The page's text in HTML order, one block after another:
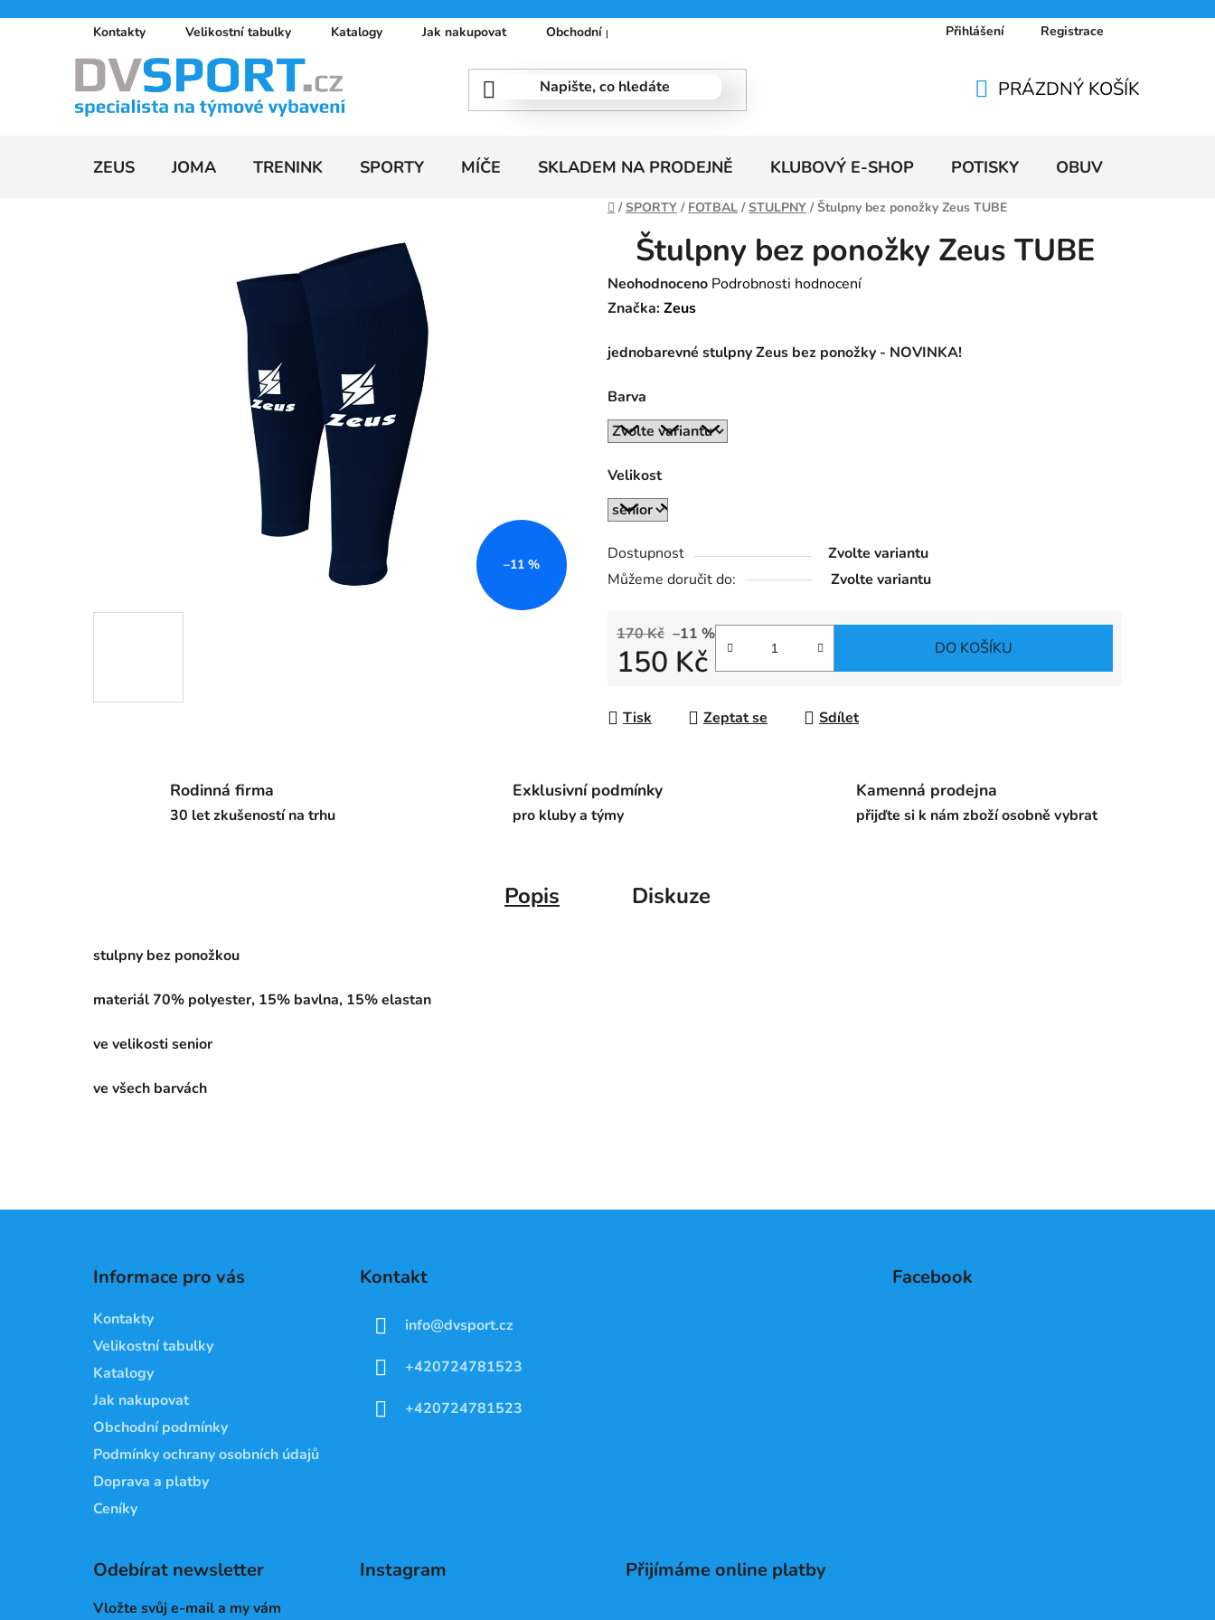
Kontakty Velikostní tabulky Katalogy Jak nakupovat Obchodní podmínky Doprava a platby Ceníky
Přihlášení Registrace
KOŠÍK
PRÁZDNÝ KOŠÍK
ZEUS JOMA TRENINK SPORTY MÍČE SKLADEM NA PRODEJNĚ KLUBOVÝ E-SHOP POTISKY OBUV
Domů
/ SPORTY / FOTBAL / STULPNY / Štulpny bez ponožky Zeus TUBE
Štulpny bez ponožky Zeus TUBE
Průměrné
hodnocení
je
z
5
Neohodnoceno Podrobnosti hodnocení
Značka:Zeus
jednobarevné stulpny Zeus bez ponožky - NOVINKA!
Barva
Velikost
Dostupnost
Zvolte variantu
Můžeme doručit do:
Zvolte variantu
170 Kč –11 %
150 Kč DO KOŠÍKU
Tisk Zeptat se Sdílet
–11 %
Rodinná firma
30 let zkušeností na trhu
Exklusivní podmínky
pro kluby a týmy
Kamenná prodejna
přijďte si k nám zboží osobně vybrat
Popis Diskuze
stulpny bez ponožkou
materiál 70% polyester, 15% bavlna, 15% elastan
ve velikosti senior
ve všech barvách
Informace pro vás
Kontakty
Velikostní tabulky
Katalogy
Jak nakupovat
Obchodní podmínky
Podmínky ochrany osobních údajů
Doprava a platby
Ceníky
Kontakt
info@dvsport.cz
+420724781523
+420724781523
Facebook
Odebírat newsletter
Vložte svůj e-mail a my vám
Instagram Přijímáme online platby